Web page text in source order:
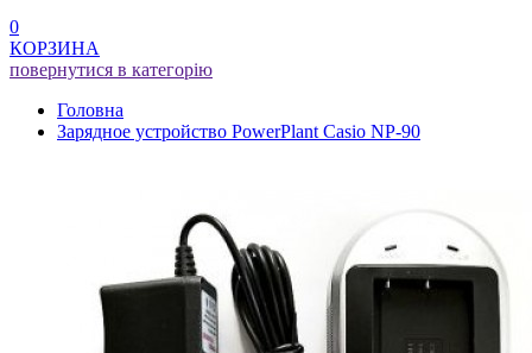
0
КОРЗИНА
повернутися в категорію
Головна
Зарядное устройство PowerPlant Casio NP-90